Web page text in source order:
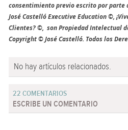
consentimiento previo escrito por parte
José Castelló Executive Education ©,
Clientes? ©, son Propiedad Intelectual
Copyright © José Castelló. Todos los
No hay artículos relacionados.
22 COMENTARIOS
ESCRIBE UN COMENTARIO